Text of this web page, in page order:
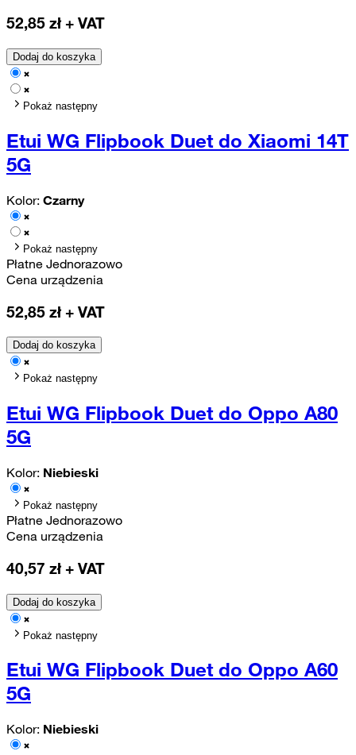
52,85 zł + VAT
Dodaj do koszyka
Pokaż następny
Etui WG Flipbook Duet do Xiaomi 14T
5G
Kolor: Czarny
Pokaż następny
Płatne Jednorazowo
Cena urządzenia
52,85 zł + VAT
Dodaj do koszyka
Pokaż następny
Etui WG Flipbook Duet do Oppo A80
5G
Kolor: Niebieski
Pokaż następny
Płatne Jednorazowo
Cena urządzenia
40,57 zł + VAT
Dodaj do koszyka
Pokaż następny
Etui WG Flipbook Duet do Oppo A60
5G
Kolor: Niebieski